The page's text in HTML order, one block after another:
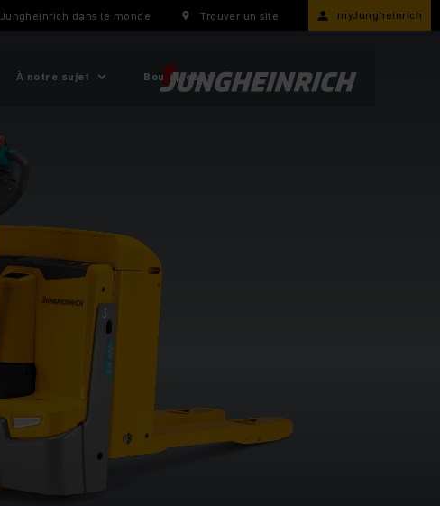
Jungheinrich dans le monde Trouver un site myJungheinrich
À notre sujet Boutiques